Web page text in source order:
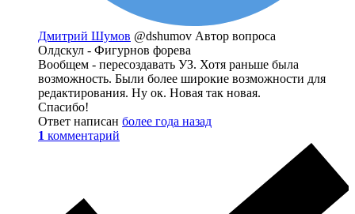
Дмитрий Шумов @dshumov Автор вопроса
Олдскул - Фигурнов форева
Вообщем - пересоздавать УЗ. Хотя раньше была
возможность. Были более широкие возможности для
редактирования. Ну ок. Новая так новая.
Спасибо!
Ответ написан более года назад
1 комментарий